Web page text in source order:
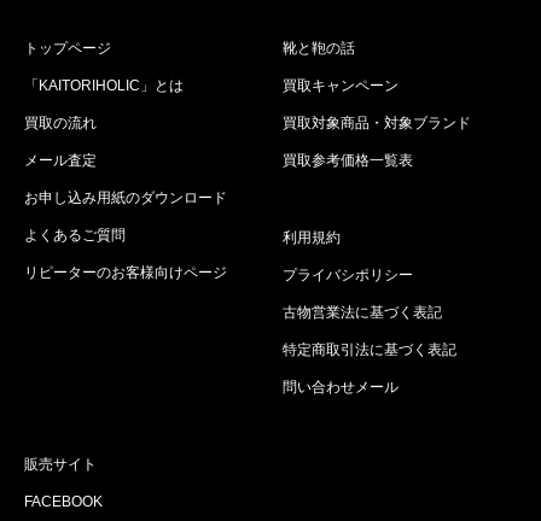
トップページ
「KAITORIHOLIC」とは
買取の流れ
メール査定
お申し込み用紙のダウンロード
よくあるご質問
リピーターのお客様向けページ
靴と鞄の話
買取キャンペーン
買取対象商品・対象ブランド
買取参考価格一覧表
利用規約
プライバシポリシー
古物営業法に基づく表記
特定商取引法に基づく表記
問い合わせメール
販売サイト
FACEBOOK